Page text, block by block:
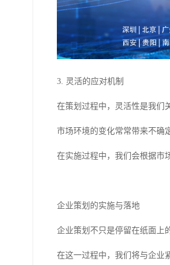
3. 灵活的应对机制
在策划过程中，灵活性是我们
市场环境的变化常常带来不确
在实施过程中，我们会根据市
企业策划的实施与落地
企业策划不只是停留在纸面上
在这一过程中，我们将与企业